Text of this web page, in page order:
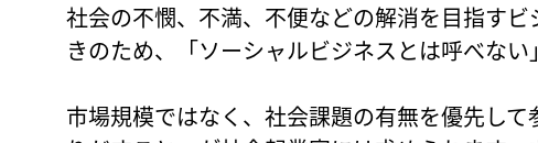
社会の不憫、不満、不便などの解消を目指す
きのため、「ソーシャルビジネスとは呼べない
市場規模ではなく、社会課題の有無を優先し